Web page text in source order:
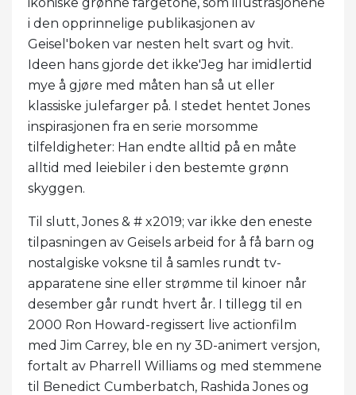
i den opprinnelige publikasjonen av
Geisel'boken var nesten helt svart og hvit.
Ideen hans gjorde det ikke'Jeg har imidlertid
mye å gjøre med måten han så ut eller
klassiske julefarger på. I stedet hentet Jones
inspirasjonen fra en serie morsomme
tilfeldigheter: Han endte alltid på en måte
alltid med leiebiler i den bestemte grønn
skyggen.
Til slutt, Jones & # x2019; var ikke den eneste
tilpasningen av Geisels arbeid for å få barn og
nostalgiske voksne til å samles rundt tv-
apparatene sine eller strømme til kinoer når
desember går rundt hvert år. I tillegg til en
2000 Ron Howard-regissert live actionfilm
med Jim Carrey, ble en ny 3D-animert versjon,
fortalt av Pharrell Williams og med stemmene
til Benedict Cumberbatch, Rashida Jones og